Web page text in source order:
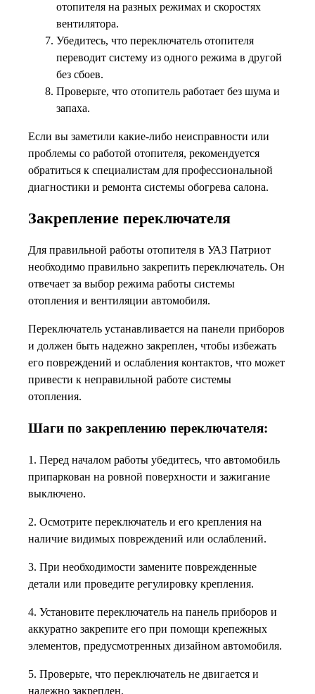
отопителя на разных режимах и скоростях
вентилятора.
Убедитесь, что переключатель отопителя
переводит систему из одного режима в другой
без сбоев.
Проверьте, что отопитель работает без шума и
запаха.
Если вы заметили какие-либо неисправности или
проблемы со работой отопителя, рекомендуется
обратиться к специалистам для профессиональной
диагностики и ремонта системы обогрева салона.
Закрепление переключателя
Для правильной работы отопителя в УАЗ Патриот
необходимо правильно закрепить переключатель. Он
отвечает за выбор режима работы системы
отопления и вентиляции автомобиля.
Переключатель устанавливается на панели приборов
и должен быть надежно закреплен, чтобы избежать
его повреждений и ослабления контактов, что может
привести к неправильной работе системы
отопления.
Шаги по закреплению переключателя:
1. Перед началом работы убедитесь, что автомобиль
припаркован на ровной поверхности и зажигание
выключено.
2. Осмотрите переключатель и его крепления на
наличие видимых повреждений или ослаблений.
3. При необходимости замените поврежденные
детали или проведите регулировку крепления.
4. Установите переключатель на панель приборов и
аккуратно закрепите его при помощи крепежных
элементов, предусмотренных дизайном автомобиля.
5. Проверьте, что переключатель не двигается и
надежно закреплен.